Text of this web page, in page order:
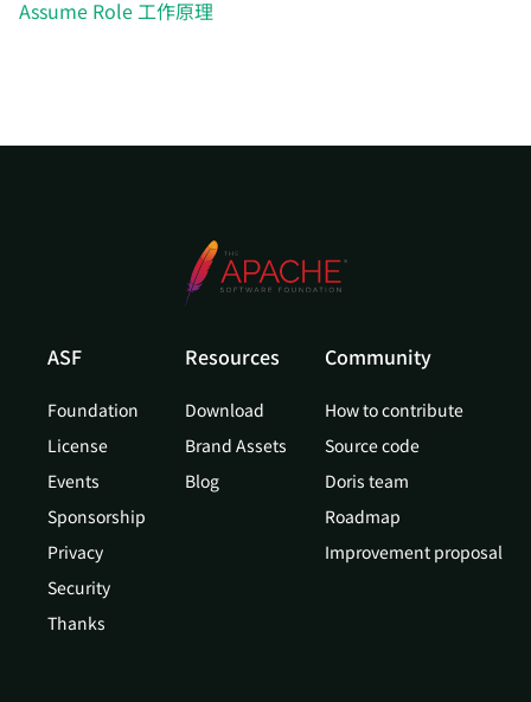
Assume Role 工作原理
ASF
Foundation
License
Events
Sponsorship
Privacy
Security
Thanks
Resources
Download
Brand Assets
Blog
Community
How to contribute
Source code
Doris team
Roadmap
Improvement proposal